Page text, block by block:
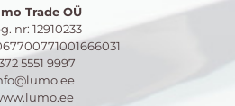
Trade OÜ
nr: 12910233
5551 9997